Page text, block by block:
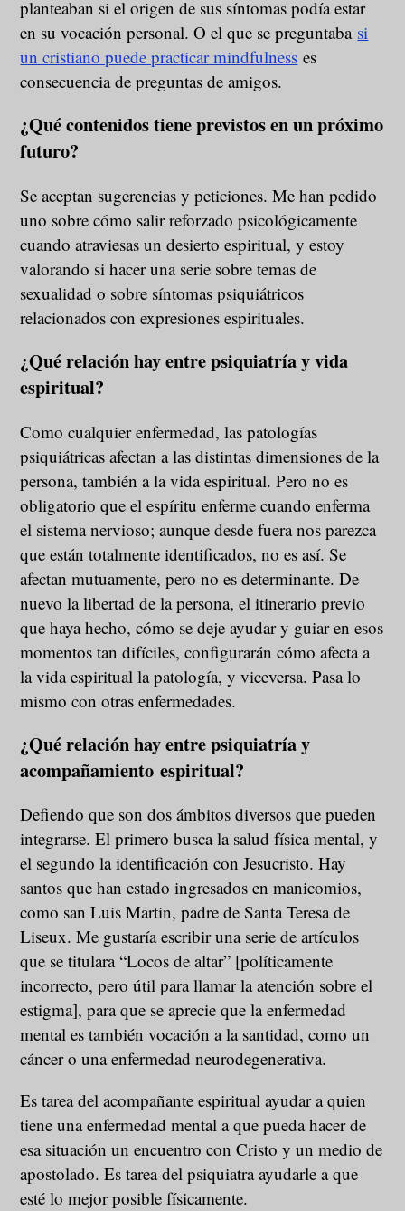
planteaban si el origen de sus síntomas podía estar
en su vocación personal. O el que se preguntaba si
un cristiano puede practicar mindfulness es
consecuencia de preguntas de amigos.
¿Qué contenidos tiene previstos en un próximo
futuro?
Se aceptan sugerencias y peticiones. Me han pedido
uno sobre cómo salir reforzado psicológicamente
cuando atraviesas un desierto espiritual, y estoy
valorando si hacer una serie sobre temas de
sexualidad o sobre síntomas psiquiátricos
relacionados con expresiones espirituales.
¿Qué relación hay entre psiquiatría y vida
espiritual?
Como cualquier enfermedad, las patologías
psiquiátricas afectan a las distintas dimensiones de la
persona, también a la vida espiritual. Pero no es
obligatorio que el espíritu enferme cuando enferma
el sistema nervioso; aunque desde fuera nos parezca
que están totalmente identificados, no es así. Se
afectan mutuamente, pero no es determinante. De
nuevo la libertad de la persona, el itinerario previo
que haya hecho, cómo se deje ayudar y guiar en esos
momentos tan difíciles, configurarán cómo afecta a
la vida espiritual la patología, y viceversa. Pasa lo
mismo con otras enfermedades.
¿Qué relación hay entre psiquiatría y
acompañamiento espiritual?
Defiendo que son dos ámbitos diversos que pueden
integrarse. El primero busca la salud física mental, y
el segundo la identificación con Jesucristo. Hay
santos que han estado ingresados en manicomios,
como san Luis Martin, padre de Santa Teresa de
Liseux. Me gustaría escribir una serie de artículos
que se titulara “Locos de altar” [políticamente
incorrecto, pero útil para llamar la atención sobre el
estigma], para que se aprecie que la enfermedad
mental es también vocación a la santidad, como un
cáncer o una enfermedad neurodegenerativa.
Es tarea del acompañante espiritual ayudar a quien
tiene una enfermedad mental a que pueda hacer de
esa situación un encuentro con Cristo y un medio de
apostolado. Es tarea del psiquiatra ayudarle a que
esté lo mejor posible físicamente.